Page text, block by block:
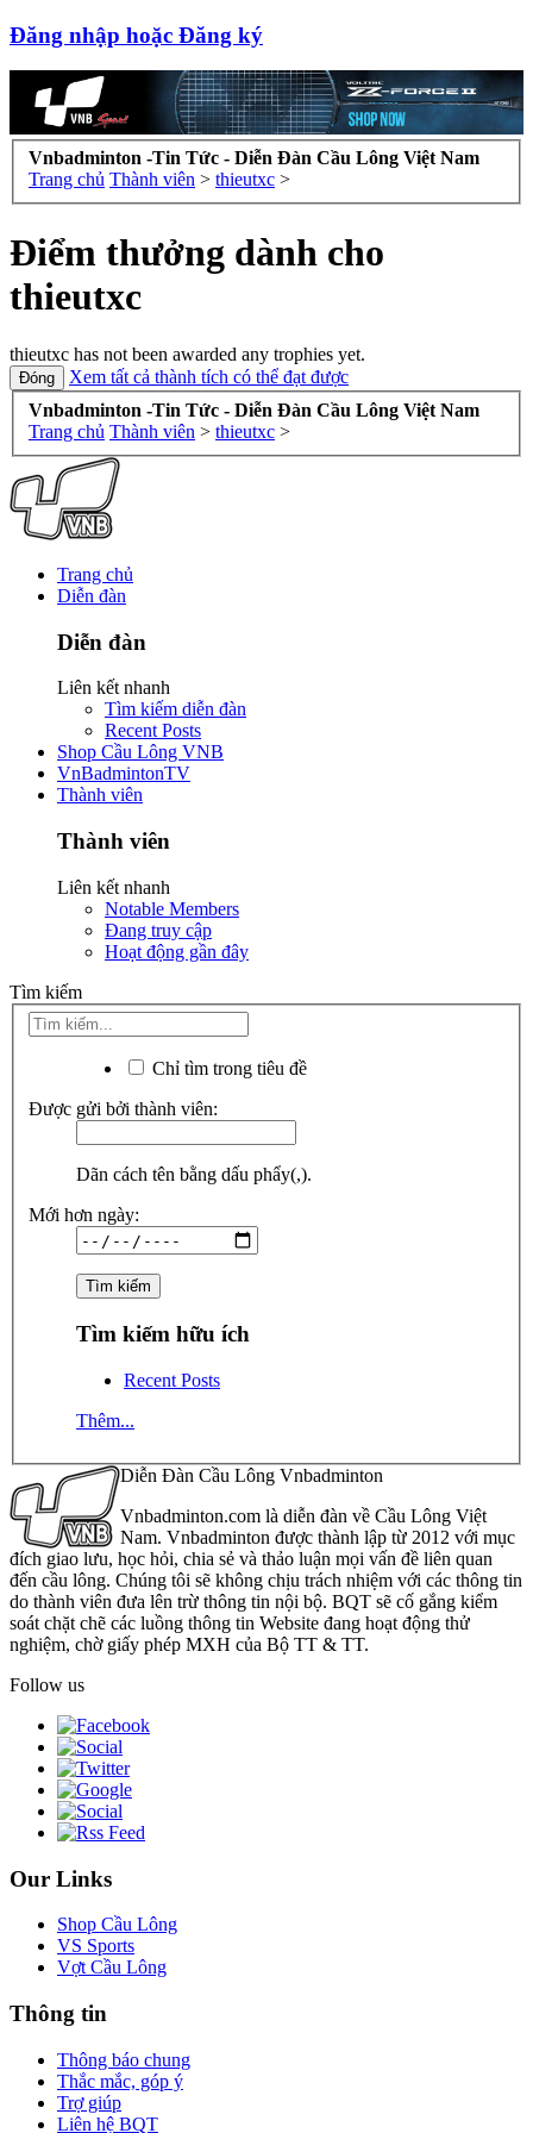
Đăng nhập hoặc Đăng ký
Vnbadminton -Tin Tức - Diễn Đàn Cầu Lông Việt Nam
Trang chủ Thành viên > thieutxc >
Điểm thưởng dành cho
thieutxc
thieutxc has not been awarded any trophies yet.
Xem tất cả thành tích có thể đạt được
Vnbadminton -Tin Tức - Diễn Đàn Cầu Lông Việt Nam
Trang chủ Thành viên > thieutxc >
Trang chủ
Diễn đàn
Diễn đàn
Liên kết nhanh
Tìm kiếm diễn đàn
Recent Posts
Shop Cầu Lông VNB
VnBadmintonTV
Thành viên
Thành viên
Liên kết nhanh
Notable Members
Đang truy cập
Hoạt động gần đây
Tìm kiếm
Chỉ tìm trong tiêu đề
Được gửi bởi thành viên:
Dãn cách tên bằng dấu phẩy(,).
Mới hơn ngày:
Tìm kiếm hữu ích
Recent Posts
Thêm...
Diễn Đàn Cầu Lông Vnbadminton
Vnbadminton.com là diễn đàn về Cầu Lông Việt
Nam. Vnbadminton được thành lập từ 2012 với mục
đích giao lưu, học hỏi, chia sẻ và thảo luận mọi vấn đề liên quan
đến cầu lông. Chúng tôi sẽ không chịu trách nhiệm với các thông tin
do thành viên đưa lên trừ thông tin nội bộ. BQT sẽ cố gắng kiểm
soát chặt chẽ các luồng thông tin Website đang hoạt động thử
nghiệm, chờ giấy phép MXH của Bộ TT & TT.
Follow us
Our Links
Shop Cầu Lông
VS Sports
Vợt Cầu Lông
Thông tin
Thông báo chung
Thắc mắc, góp ý
Trợ giúp
Liên hệ BQT